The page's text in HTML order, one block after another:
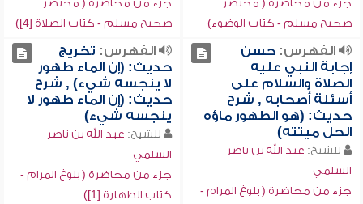
جزء من محاضرة ( مختصر
صحيح مسلم - كتاب الوضوء)
جزء من محاضرة ( مختصر
صحيح مسلم - كتاب الصلاة [4])
الفهرس:حسن
إجابة النبي عليه
الصلاة والسلام على
أسئلة أصحابه , شرح
حديث: (هو الطهور ماؤه
الحل ميتته)
للشيخ: عبد الله بن ناصر
السلمي
جزء من محاضرة ( بلوغ المرام -
الفهرس: تخريج
حديث: (إن الماء طهور
لا ينجسه شيء) , شرح
حديث: (إن الماء طهور لا
ينجسه شيء)
للشيخ: عبد الله بن ناصر
السلمي
جزء من محاضرة ( بلوغ المرام -
كتاب الطهارة [1])